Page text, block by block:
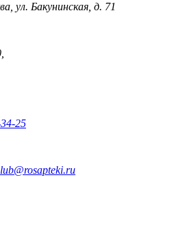
ул. Бакунинская, д. 71
25